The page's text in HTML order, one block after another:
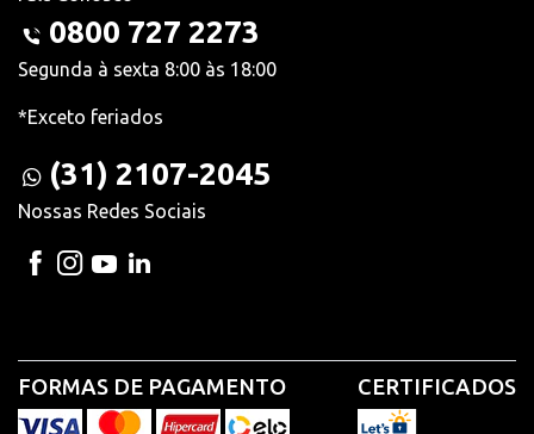
0800 727 2273
Segunda à sexta 8:00 às 18:00
*Exceto feriados
(31) 2107-2045
Nossas Redes Sociais
FORMAS DE PAGAMENTO CERTIFICADOS